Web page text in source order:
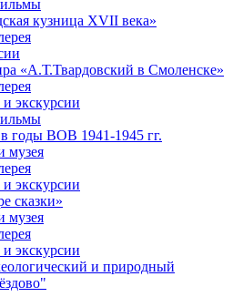
кузница XVII века»
«А.Т.Твардовский в Смоленске»
экскурсии
годы ВОВ 1941-1945 гг.
музея
экскурсии
сказки»
музея
экскурсии
и природный